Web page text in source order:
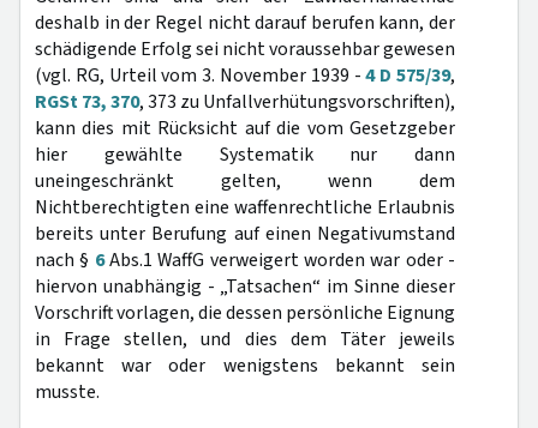
deshalb in der Regel nicht darauf berufen kann, der
schädigende Erfolg sei nicht voraussehbar gewesen
(vgl. RG, Urteil vom 3. November 1939 -4 D 575/39,
RGSt 73, 370, 373 zu Unfallverhütungsvorschriften),
kann dies mit Rücksicht auf die vom Gesetzgeber
hier gewählte Systematik nur dann
uneingeschränkt gelten, wenn dem
Nichtberechtigten eine waffenrechtliche Erlaubnis
bereits unter Berufung auf einen Negativumstand
nach § 6Abs.1 WaffG verweigert worden war oder -
hiervon unabhängig - „Tatsachen“ im Sinne dieser
Vorschrift vorlagen, die dessen persönliche Eignung
in Frage stellen, und dies dem Täter jeweils
bekannt war oder wenigstens bekannt sein
musste.